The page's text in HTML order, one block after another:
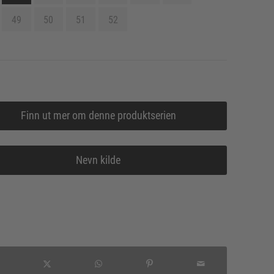
49 50 51 52
Finn ut mer om denne produktserien
Nevn kilde